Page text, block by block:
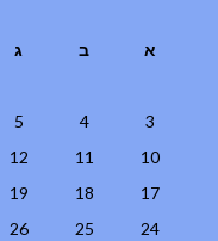
א
ב ג
3
4
5
10
11
12
17
18
19
24
25
26